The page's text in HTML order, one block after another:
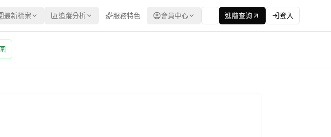
最新標案 追蹤分析 服務特色 會員中心 進階查詢 登入
公開招標 公告
採購評選委員名單 | 資料來源：台灣政府電子採購網（公共工程委員會） | 更新時間：